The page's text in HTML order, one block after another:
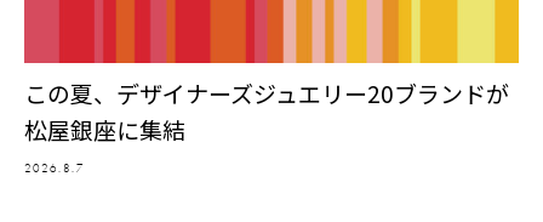
この夏、デザイナーズジュエリー20ブランドが
松屋銀座に集結
2026.8.7